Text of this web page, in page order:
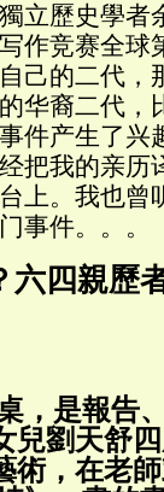
立歷史學者
作竞赛全球
己的二代，
华裔二代，
件产生了兴
把我的亲历
上。我也曾
事件。。。
六四親歷
，是報告
兒劉天舒
術，在老